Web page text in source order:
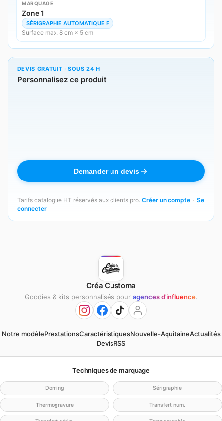
MARQUAGE
Zone 1
SÉRIGRAPHIE AUTOMATIQUE F
Surface max. 8 cm × 5 cm
DEVIS GRATUIT · SOUS 24 H
Personnalisez ce produit
Demander un devis
Tarifs catalogue HT réservés aux clients pro. Créer un compte · Se
connecter
Créa Customa
Goodies & kits personnalisés pour agences d'influence.
Notre modèlePrestationsCaractéristiquesNouvelle-AquitaineActualités
DevisRSS
Techniques de marquage
Doming Sérigraphie
Thermogravure Transfert num.